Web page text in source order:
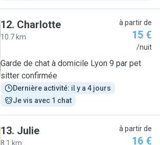
12. Charlotte
10.7 km
à partir de
15 €
/nuit
Garde de chat à domicile Lyon 9 par pet
sitter confirmée
Dernière activité: il y a 4 jours
Je vis avec 1 chat
13. Julie
8.1 km
à partir de
16 €